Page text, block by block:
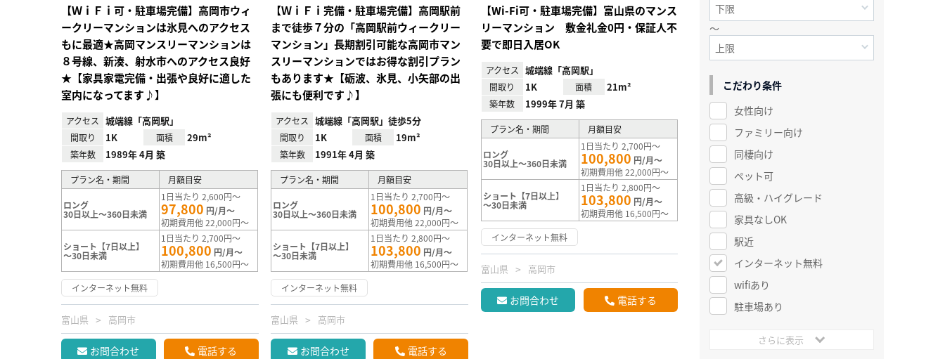
【ＷｉＦｉ可・駐車場完備】高岡市ウィ
ークリーマンションは氷見へのアクセス
もに最適★高岡マンスリーマンションは
８号線、新湊、射水市へのアクセス良好
★【家具家電完備・出張や良好に適した
室内になってます♪】
アクセス 城端線「高岡駅」
間取り 1K 面積 29m²
築年数 1989年 4月 築
プラン名・期間 月額目安
ロング
30日以上～360日未満
1日当たり 2,600円～
97,800 円/月～
初期費用他 22,000円～
ショート【7日以上】
～30日未満
1日当たり 2,700円～
100,800 円/月～
初期費用他 16,500円～
インターネット無料
富山県 高岡市
お問合わせ 電話する
【ＷｉＦｉ完備・駐車場完備】高岡駅前
まで徒歩７分の「高岡駅前ウィークリー
マンション」長期割引可能な高岡市マン
スリーマンションではお得な割引プラン
もあります★【砺波、氷見、小矢部の出
張にも便利です♪】
アクセス 城端線「高岡駅」徒歩5分
間取り 1K 面積 19m²
築年数 1991年 4月 築
プラン名・期間 月額目安
ロング
30日以上～360日未満
1日当たり 2,700円～
100,800 円/月～
初期費用他 22,000円～
ショート【7日以上】
～30日未満
1日当たり 2,800円～
103,800 円/月～
初期費用他 16,500円～
インターネット無料
富山県 高岡市
お問合わせ 電話する
【Wi-Fi可・駐車場完備】富山県のマンス
リーマンション 敷金礼金0円・保証人不
要で即日入居OK
アクセス 城端線「高岡駅」
間取り 1K 面積 21m²
築年数 1999年 7月 築
プラン名・期間 月額目安
ロング
30日以上～360日未満
1日当たり 2,700円～
100,800 円/月～
初期費用他 22,000円～
ショート【7日以上】
～30日未満
1日当たり 2,800円～
103,800 円/月～
初期費用他 16,500円～
インターネット無料
富山県 高岡市
お問合わせ 電話する
～
こだわり条件
女性向け
ファミリー向け
同棲向け
ペット可
高級・ハイグレード
家具なしOK
駅近
インターネット無料
wifiあり
駐車場あり
さらに表示